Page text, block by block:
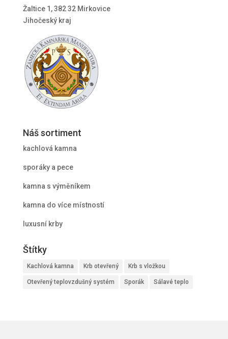
Žaltice 1, 382 32 Mirkovice
Jihočeský kraj
Náš sortiment
kachlová kamna
sporáky a pece
kamna s výměníkem
kamna do více místností
luxusní krby
Štítky
Kachlová kamna Krb otevřený Krb s vložkou
Otevřený teplovzdušný systém Sporák Sálavé teplo